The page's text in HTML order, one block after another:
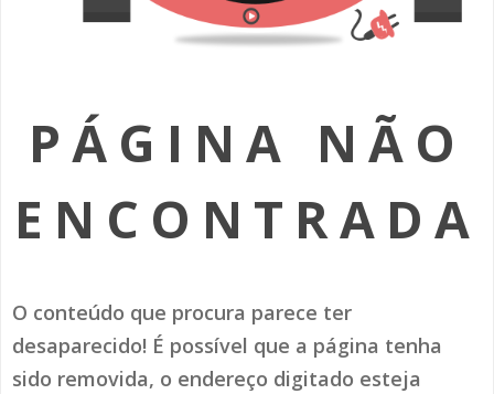
SOMOS TODOS EUROPEUS
AMADORA LIGA À RESILIÊNCIA
(RE) PENSAMENTOS
HISTÓRIAS DE ABRIL
PÁGINA NÃO
ENCONTRADA
O conteúdo que procura parece ter
desaparecido! É possível que a página tenha
sido removida, o endereço digitado esteja